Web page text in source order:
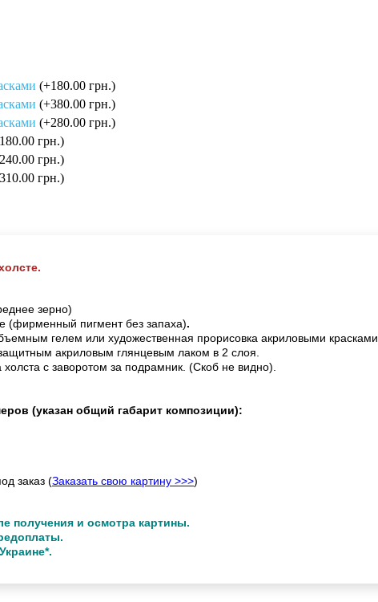
(+180.00 грн.)
(+380.00 грн.)
(+280.00 грн.)
грн.)
грн.)
грн.)
зерно)
(фирменный пигмент без запаха).
гелем или художественная прорисовка акриловыми красками.
акриловым глянцевым лаком в 2 слоя.
с заворотом за подрамник. (Скоб не видно).
(указан общий габарит композиции):
заказ (Заказать свою картину >>>)
получения и осмотра картины.